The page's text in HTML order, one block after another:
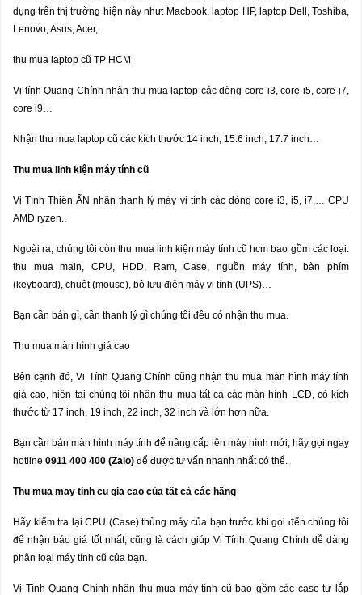
dụng trên thị trường hiện này như: Macbook, laptop HP, laptop Dell, Toshiba,
Lenovo, Asus, Acer,..
thu mua laptop cũ TP HCM
Vi tính Quang Chính nhận thu mua laptop các dòng core i3, core i5, core i7,
core i9…
Nhận thu mua laptop cũ các kích thước 14 inch, 15.6 inch, 17.7 inch…
Thu mua linh kiện máy tính cũ
Vi Tính Thiên ẤN nhận thanh lý máy vi tính các dòng core i3, i5, i7,… CPU
AMD ryzen..
Ngoài ra, chúng tôi còn thu mua linh kiện máy tính cũ hcm bao gồm các loại:
thu mua main, CPU, HDD, Ram, Case, nguồn máy tính, bàn phím
(keyboard), chuột (mouse), bộ lưu điện máy vi tính (UPS)…
Bạn cần bán gì, cần thanh lý gì chúng tôi đều có nhận thu mua.
Thu mua màn hình giá cao
Bên cạnh đó, Vi Tính Quang Chính cũng nhận thu mua màn hình máy tính
giá cao, hiện tại chúng tôi nhận thu mua tất cả các màn hình LCD, có kích
thước từ 17 inch, 19 inch, 22 inch, 32 inch và lớn hơn nữa.
Bạn cần bán màn hình máy tính để nâng cấp lên mày hình mới, hãy gọi ngay
hotline 0911 400 400 (Zalo) để được tư vấn nhanh nhất có thể.
Thu mua may tinh cu gia cao của tất cả các hãng
Hãy kiểm tra lại CPU (Case) thùng máy của bạn trước khi gọi đến chúng tôi
để nhận báo giá tốt nhất, cũng là cách giúp Vi Tính Quang Chính dễ dàng
phân loại máy tính cũ của bạn.
Vi Tính Quang Chính nhận thu mua máy tính cũ bao gồm các case tự lắp